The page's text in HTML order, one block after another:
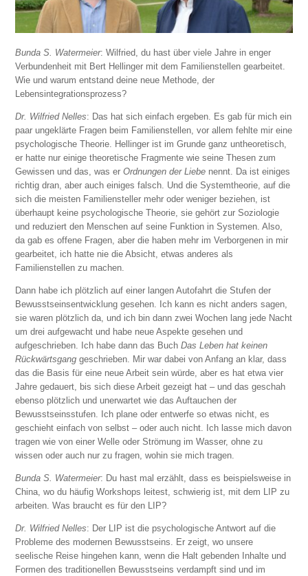
Bunda S. Watermeier: Wilfried, du hast über viele Jahre in enger
Verbundenheit mit Bert Hellinger mit dem Familienstellen gearbeitet.
Wie und warum entstand deine neue Methode, der
Lebensintegrationsprozess?
Dr. Wilfried Nelles: Das hat sich einfach ergeben. Es gab für mich ein
paar ungeklärte Fragen beim Familienstellen, vor allem fehlte mir eine
psychologische Theorie. Hellinger ist im Grunde ganz untheoretisch,
er hatte nur einige theoretische Fragmente wie seine Thesen zum
Gewissen und das, was erOrdnungen der Liebe nennt. Da ist einiges
richtig dran, aber auch einiges falsch. Und die Systemtheorie, auf die
sich die meisten Familiensteller mehr oder weniger beziehen, ist
überhaupt keine psychologische Theorie, sie gehört zur Soziologie
und reduziert den Menschen auf seine Funktion in Systemen. Also,
da gab es offene Fragen, aber die haben mehr im Verborgenen in mir
gearbeitet, ich hatte nie die Absicht, etwas anderes als
Familienstellen zu machen.
Dann habe ich plötzlich auf einer langen Autofahrt die Stufen der
Bewusstseinsentwicklung gesehen. Ich kann es nicht anders sagen,
sie waren plötzlich da, und ich bin dann zwei Wochen lang jede Nacht
um drei aufgewacht und habe neue Aspekte gesehen und
aufgeschrieben. Ich habe dann das BuchDas Leben hat keinen
Rückwärtsgang geschrieben. Mir war dabei von Anfang an klar, dass
das die Basis für eine neue Arbeit sein würde, aber es hat etwa vier
Jahre gedauert, bis sich diese Arbeit gezeigt hat – und das geschah
ebenso plötzlich und unerwartet wie das Auftauchen der
Bewusstseinsstufen. Ich plane oder entwerfe so etwas nicht, es
geschieht einfach von selbst – oder auch nicht. Ich lasse mich davon
tragen wie von einer Welle oder Strömung im Wasser, ohne zu
wissen oder auch nur zu fragen, wohin sie mich tragen.
Bunda S. Watermeier: Du hast mal erzählt, dass es beispielsweise in
China, wo du häufig Workshops leitest, schwierig ist, mit dem LIP zu
arbeiten. Was braucht es für den LIP?
Dr. Wilfried Nelles: Der LIP ist die psychologische Antwort auf die
Probleme des modernen Bewusstseins. Er zeigt, wo unsere
seelische Reise hingehen kann, wenn die Halt gebenden Inhalte und
Formen des traditionellen Bewusstseins verdampft sind und im